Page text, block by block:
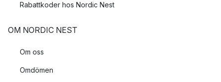
Rabattkoder hos Nordic Nest
OM NORDIC NEST
Om oss
Omdömen